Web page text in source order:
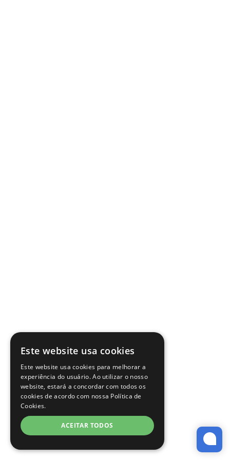
Este website usa cookies
Este website usa cookies para melhorar a
experiência do usuário. Ao utilizar o nosso
website, estará a concordar com todos os
cookies de acordo com nossa Política de
Cookies.
ACEITAR TODOS